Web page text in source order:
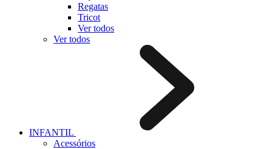
Regatas
Tricot
Ver todos
Ver todos
INFANTIL
Acessórios